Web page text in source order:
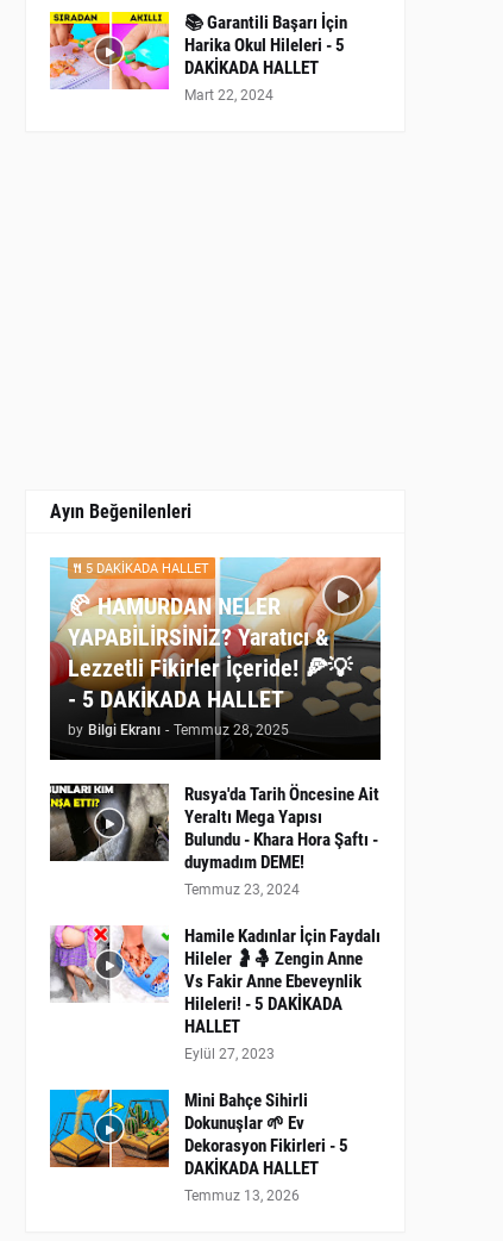
📚 Garantili Başarı İçin
Harika Okul Hileleri - 5
DAKİKADA HALLET
Mart 22, 2024
Ayın Beğenilenleri
5 DAKİKADA HALLET
🥐 HAMURDAN NELER
YAPABİLİRSİNİZ? Yaratıcı &
Lezzetli Fikirler İçeride! 🍕💡
- 5 DAKİKADA HALLET
by Bilgi Ekranı - Temmuz 28, 2025
Rusya'da Tarih Öncesine Ait
Yeraltı Mega Yapısı
Bulundu - Khara Hora Şaftı -
duymadım DEME!
Temmuz 23, 2024
Hamile Kadınlar İçin Faydalı
Hileler 🤰🤱 Zengin Anne
Vs Fakir Anne Ebeveynlik
Hileleri! - 5 DAKİKADA
HALLET
Eylül 27, 2023
Mini Bahçe Sihirli
Dokunuşlar 🌱 Ev
Dekorasyon Fikirleri - 5
DAKİKADA HALLET
Temmuz 13, 2026